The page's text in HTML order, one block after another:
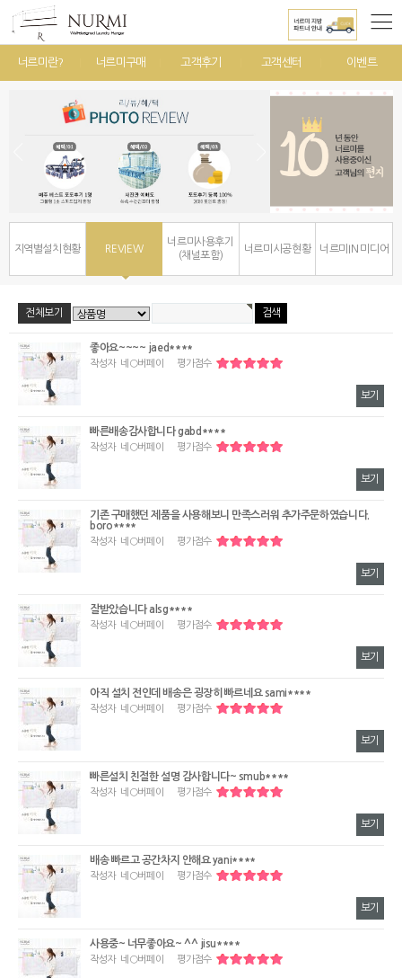
너르미란? 너르미구매 고객후기 고객센터 이벤트
지역별설치현황 REVIEW
너르미사용후기
(채널포함)
너르미시공현황 너르미IN 미디어
전체보기
좋아요~~~~ jaed****
작성자 네○버페이 평가점수
보기
빠른배송감사합니다 gabd****
작성자 네○버페이 평가점수
보기
기존 구매했던 제품을 사용해보니 만족스러워 추가주문하였습니다.
boro****
작성자 네○버페이 평가점수
보기
잘받았습니다 alsg****
작성자 네○버페이 평가점수
보기
아직 설치 전인데 배송은 굉장히 빠르네요 sami****
작성자 네○버페이 평가점수
보기
빠른설치 친절한 설명 감사합니다~ smub****
작성자 네○버페이 평가점수
보기
배송 빠르고 공간차지 안해요 yani****
작성자 네○버페이 평가점수
보기
사용중~ 너무좋아요~ ^^ jisu****
작성자 네○버페이 평가점수